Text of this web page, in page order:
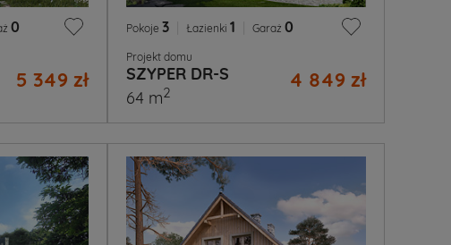
0
5 349 zł
Pokoje 3 Łazienki 1 Garaż 0
Projekt domu
SZYPER DR-S 4 849 zł
64 m2